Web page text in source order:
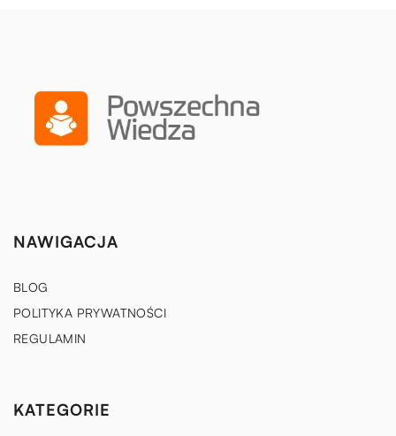
NAWIGACJA
BLOG
POLITYKA PRYWATNOŚCI
REGULAMIN
KATEGORIE